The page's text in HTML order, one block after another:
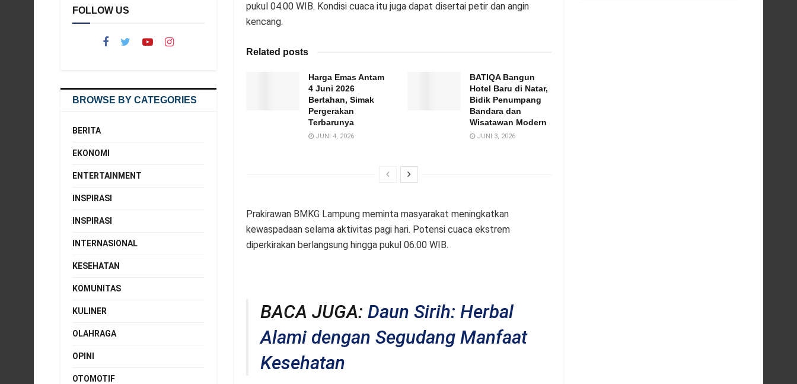
pukul 04.00 WIB. Kondisi cuaca itu juga dapat disertai petir dan angin
kencang.
Related posts
Harga Emas Antam
4 Juni 2026
Bertahan, Simak
Pergerakan
Terbarunya
JUNI 4, 2026
BATIQA Bangun
Hotel Baru di Natar,
Bidik Penumpang
Bandara dan
Wisatawan Modern
JUNI 3, 2026
Prakirawan BMKG Lampung meminta masyarakat meningkatkan
kewaspadaan selama aktivitas pagi hari. Potensi cuaca ekstrem
diperkirakan berlangsung hingga pukul 06.00 WIB.
BACA JUGA: Daun Sirih: Herbal
Alami dengan Segudang Manfaat
Kesehatan
FOLLOW US
BROWSE BY CATEGORIES
BERITA
EKONOMI
ENTERTAINMENT
INSPIRASI
INSPIRASI
INTERNASIONAL
KESEHATAN
KOMUNITAS
KULINER
OLAHRAGA
OPINI
OTOMOTIF